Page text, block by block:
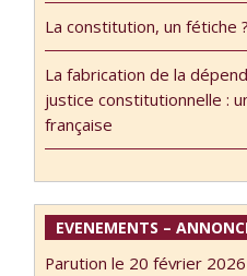
interviewer sur
Rdwa. Bonne
Interview du 18 …
La constitution, un fétiche ?
La fabrication de la
justice constitutionnelle :
française
EVENEMENTS –
Parution le 20 février 2026